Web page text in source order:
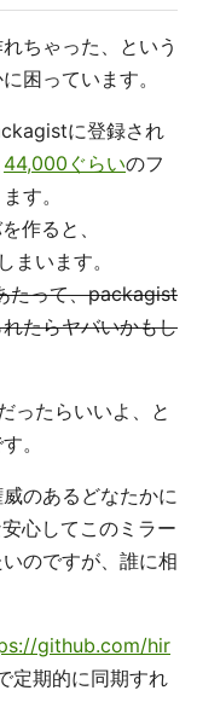
ちゃった、という
困っています。
に登録され
44,000ぐらいのフ
す。
作ると、
います。
たって、packagist
たらヤバいかもし
ったらいいよ、と
。
のあるどなたかに
心してこのミラー
のですが、誰に相
github.com/hir
定期的に同期すれ